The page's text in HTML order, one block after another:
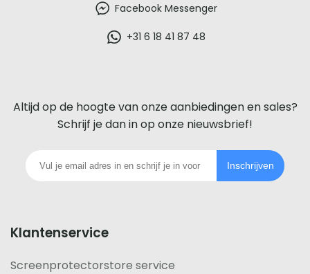
voor
iedere
telefoon
Facebook Messenger
+31 6 18 41 87 48
Altijd op de hoogte van onze aanbiedingen en sales?
Schrijf je dan in op onze nieuwsbrief!
Inschrijven
Klantenservice
Screenprotectorstore service